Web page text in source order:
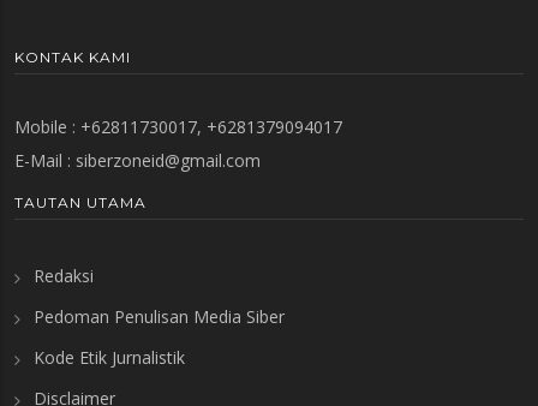
KONTAK KAMI
Mobile : +62811730017, +6281379094017
E-Mail : siberzoneid@gmail.com
TAUTAN UTAMA
Redaksi
Pedoman Penulisan Media Siber
Kode Etik Jurnalistik
Disclaimer